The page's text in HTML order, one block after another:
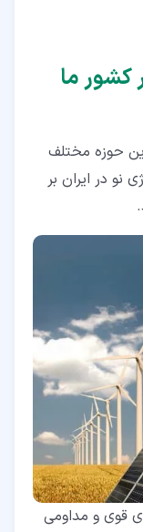
کشور ما
حوزه مختلف
نو در ایران بر
قوی و مداومی